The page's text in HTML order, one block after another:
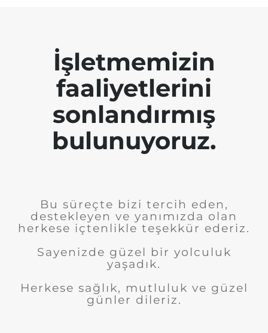
İşletmemizin
faaliyetlerini
sonlandırmış
bulunuyoruz.
Bu süreçte bizi tercih eden,
destekleyen ve yanımızda olan
herkese içtenlikle teşekkür ederiz.
Sayenizde güzel bir yolculuk
yaşadık.
Herkese sağlık, mutluluk ve güzel
günler dileriz.